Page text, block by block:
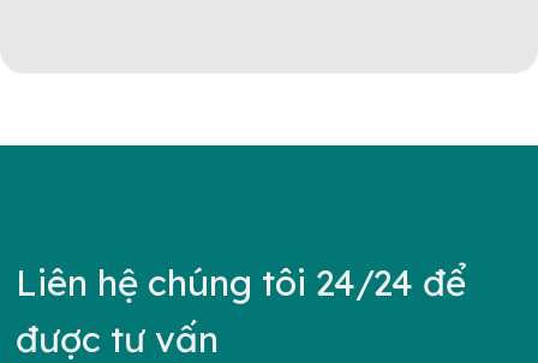
Liên hệ chúng tôi 24/24 để
được tư vấn